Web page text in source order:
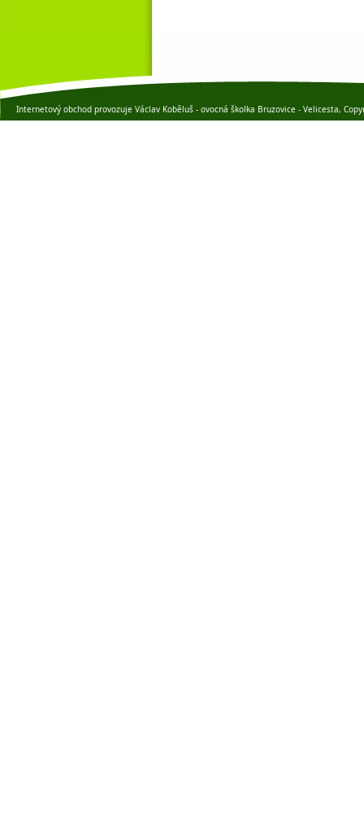
Internetový obchod provozuje Václav Koběluš - ovocná školka Bruzovice - Velicesta,